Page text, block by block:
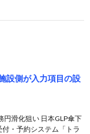
設側が入力項目の設
滑化狙い 日本GLP傘下
・予約システム「トラ